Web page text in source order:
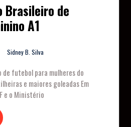
Brasileiro de
A1
Sidney B. Silva
futebol para mulheres do
e maiores goleadas Em
e o Ministério